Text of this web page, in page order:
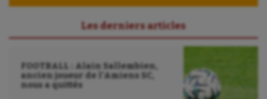
Sport-entreprise
Sport-santé
Tir à l'arc
Les derniers articles
FOOTBALL : Alain Sallembien,
ancien joueur de l’Amiens SC,
nous a quittés